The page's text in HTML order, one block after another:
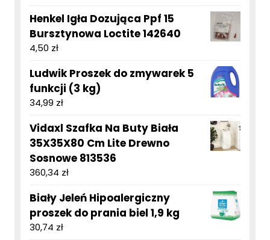
Henkel Igła Dozująca Ppf 15
Bursztynowa Loctite 142640
4,50 zł
Ludwik Proszek do zmywarek 5
funkcji (3 kg)
34,99 zł
Vidaxl Szafka Na Buty Biała
35X35X80 Cm Lite Drewno
Sosnowe 813536
360,34 zł
Biały Jeleń Hipoalergiczny
proszek do prania biel 1,9 kg
30,74 zł